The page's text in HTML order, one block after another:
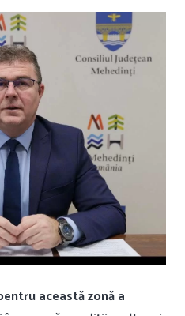
această zonă a